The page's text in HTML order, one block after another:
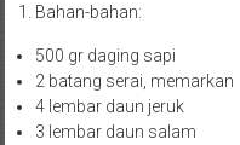
Bahan-bahan:
500 gr daging sapi
2 batang serai, memarkan
4 lembar daun jeruk
3 lembar daun salam